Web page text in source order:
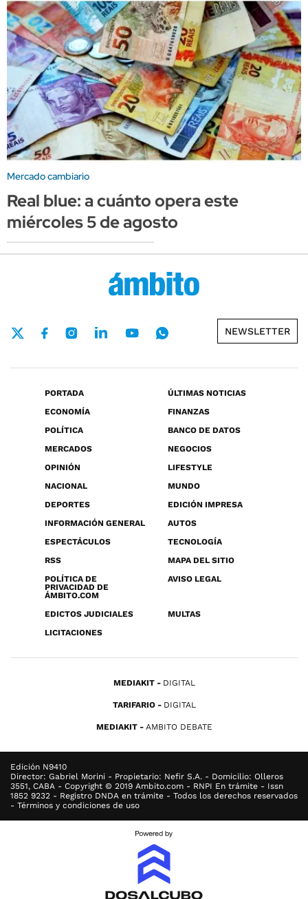
Mercado cambiario
Real blue: a cuánto opera este
miércoles 5 de agosto
NEWSLETTER
PORTADA
ÚLTIMAS NOTICIAS
ECONOMÍA
FINANZAS
POLÍTICA
BANCO DE DATOS
MERCADOS
NEGOCIOS
OPINIÓN
LIFESTYLE
NACIONAL
MUNDO
DEPORTES
EDICIÓN IMPRESA
INFORMACIÓN GENERAL
AUTOS
ESPECTÁCULOS
TECNOLOGÍA
RSS
MAPA DEL SITIO
POLÍTICA DE
PRIVACIDAD DE
ÁMBITO.COM
AVISO LEGAL
EDICTOS JUDICIALES
MULTAS
LICITACIONES
MEDIAKIT DIGITAL
TARIFARIO DIGITAL
MEDIAKIT AMBITO DEBATE
Edición N9410
Director: Gabriel Morini - Propietario: Nefir S.A. - Domicilio: Olleros
3551, CABA - Copyright © 2019 Ambito.com - RNPI En trámite - Issn
1852 9232 - Registro DNDA en trámite - Todos los derechos reservados
- Términos y condiciones de uso